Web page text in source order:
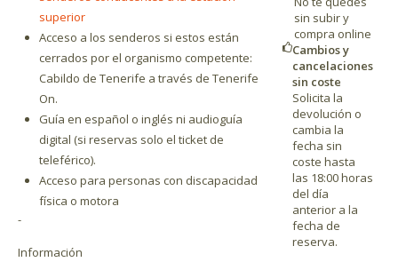
superior
Acceso a los senderos si estos están
cerrados por el organismo competente:
Cabildo de Tenerife a través de Tenerife
On.
Guía en español o inglés ni audioguía
digital (si reservas solo el ticket de
teleférico).
Acceso para personas con discapacidad
física o motora
-
Información
sin subir y
compra online
Cambios y
cancelaciones
sin coste
Solicita la
devolución o
cambia la
fecha sin
coste hasta
las 18:00 horas
del día
anterior a la
fecha de
reserva.